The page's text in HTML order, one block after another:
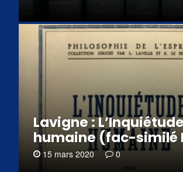
Lavigne :
humaine (fac-similé
15 mars 2020 0